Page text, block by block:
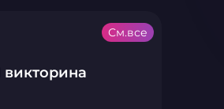
См.все